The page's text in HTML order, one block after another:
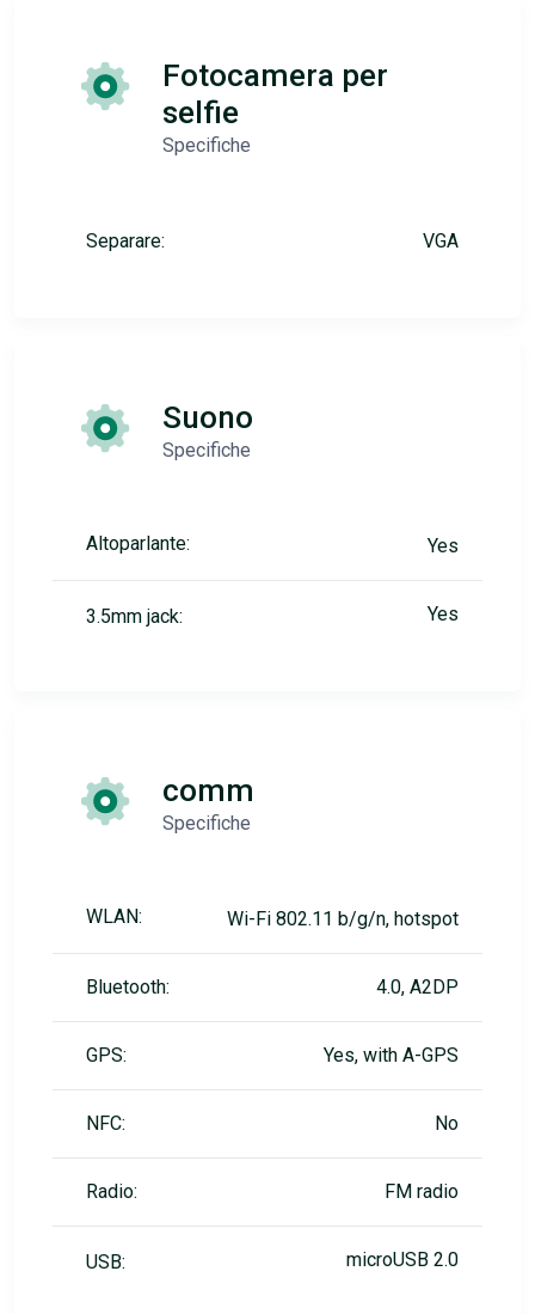
Fotocamera per
selfie
Specifiche
Separare: VGA
Suono
Specifiche
Altoparlante: Yes
3.5mm jack: Yes
comm
Specifiche
WLAN: Wi-Fi 802.11 b/g/n, hotspot
Bluetooth: 4.0, A2DP
GPS: Yes, with A-GPS
NFC: No
Radio: FM radio
USB: microUSB 2.0